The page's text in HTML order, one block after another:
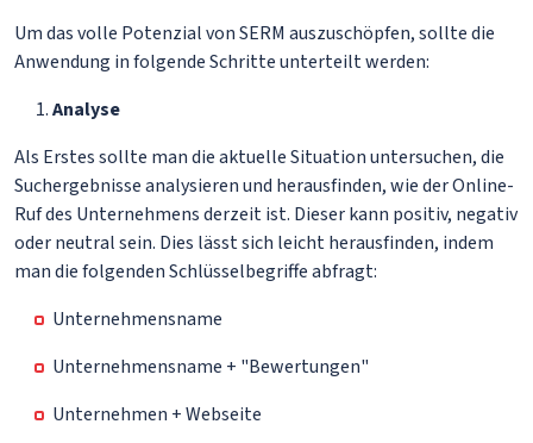
Um das volle Potenzial von SERM auszuschöpfen, sollte die
Anwendung in folgende Schritte unterteilt werden:
Analyse
Als Erstes sollte man die aktuelle Situation untersuchen, die
Suchergebnisse analysieren und herausfinden, wie der Online-
Ruf des Unternehmens derzeit ist. Dieser kann positiv, negativ
oder neutral sein. Dies lässt sich leicht herausfinden, indem
man die folgenden Schlüsselbegriffe abfragt:
Unternehmensname
Unternehmensname + "Bewertungen"
Unternehmen + Webseite